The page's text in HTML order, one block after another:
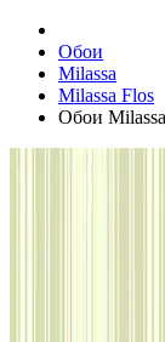
Обои
Milassa
Milassa Flos
Обои